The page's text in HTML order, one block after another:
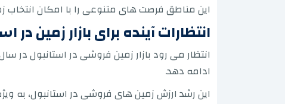
این مناطق فرصت های متنوعی را با امکان
انتظارات آینده برای بازار زمین در
انتظار می رود بازار زمین فروشی در استانبول
ادامه دهد.
این رشد ارزش زمین های فروشی در استانبول، به